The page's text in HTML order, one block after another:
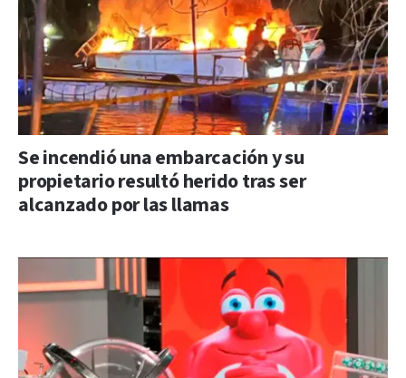
Se incendió una embarcación y su
propietario resultó herido tras ser
alcanzado por las llamas